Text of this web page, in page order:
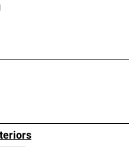
profesionales de techos
y requisitos estrictos